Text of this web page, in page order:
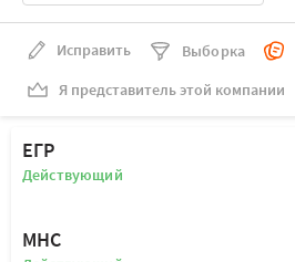
Исправить Выборка
Я представитель этой компании
ЕГР
Действующий
МНС